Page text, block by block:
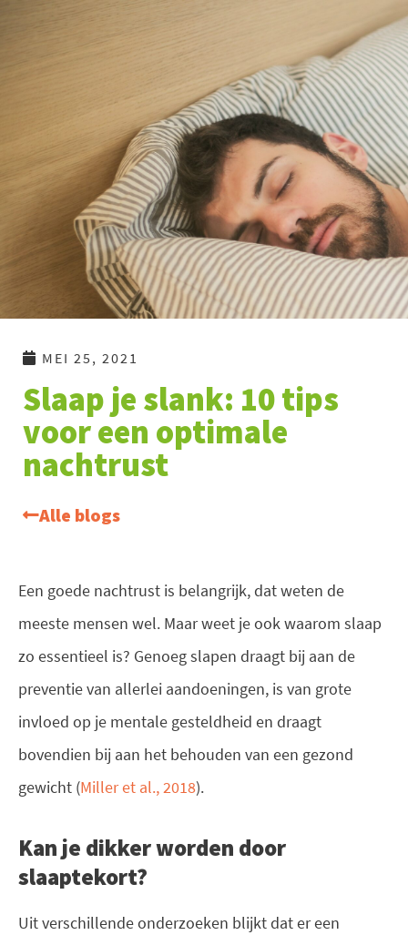
MEI 25, 2021
Slaap je slank: 10 tips
voor een optimale
nachtrust
Alle blogs
Een goede nachtrust is belangrijk, dat weten de
meeste mensen wel. Maar weet je ook waarom slaap
zo essentieel is? Genoeg slapen draagt bij aan de
preventie van allerlei aandoeningen, is van grote
invloed op je mentale gesteldheid en draagt
bovendien bij aan het behouden van een gezond
gewicht (Miller et al., 2018).
Kan je dikker worden door
slaaptekort?
Uit verschillende onderzoeken blijkt dat er een